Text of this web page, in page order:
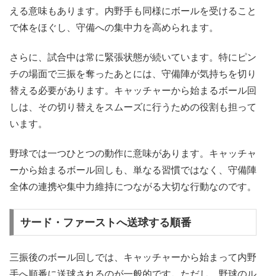
える意味もあります。内野手も同様にボールを受けること
で体をほぐし、守備への集中力を高められます。
さらに、試合中は常に緊張状態が続いています。特にピン
チの場面で三振を奪ったあとには、守備陣が気持ちを切り
替える必要があります。キャッチャーから始まるボール回
しは、その切り替えをスムーズに行うための役割も担って
います。
野球では一つひとつの動作に意味があります。キャッチャ
ーから始まるボール回しも、単なる習慣ではなく、守備陣
全体の連携や集中力維持につながる大切な行動なのです。
サード・ファーストへ送球する順番
三振後のボール回しでは、キャッチャーから始まって内野
手へ順番に送球されるのが一般的です。ただし、野球のル